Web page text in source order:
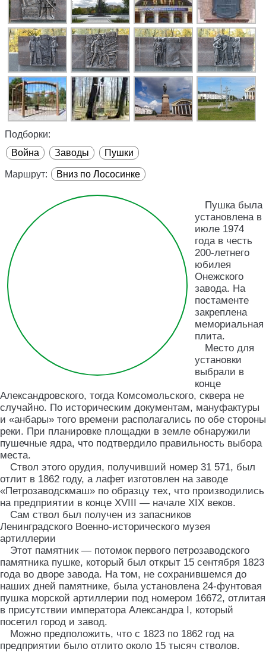
Подборки:
Война
Заводы Пушки
Маршрут: Вниз по Лососинке
Пушка была
установлена в
июле 1974
года в честь
200-летнего
юбилея
Онежского
завода. На
постаменте
закреплена
мемориальная
плита.
Место для
установки
выбрали в
конце
Александровского, тогда Комсомольского, сквера не
случайно. По историческим документам, мануфактуры
и «анбары» того времени располагались по обе стороны
реки. При планировке площадки в земле обнаружили
пушечные ядра, что подтвердило правильность выбора
места.
Ствол этого орудия, получивший номер 31 571, был
отлит в 1862 году, а лафет изготовлен на заводе
«Петрозаводскмаш» по образцу тех, что производились
на предприятии в конце XVIII — начале XIX веков.
Сам ствол был получен из запасников
Ленинградского Военно-исторического музея
артиллерии
Этот памятник — потомок первого петрозаводского
памятника пушке, который был открыт 15 сентября 1823
года во дворе завода. На том, не сохранившемся до
наших дней памятнике, была установлена 24-фунтовая
пушка морской артиллерии под номером 16672, отлитая
в присутствии императора Александра I, который
посетил город и завод.
Можно предположить, что с 1823 по 1862 год на
предприятии было отлито около 15 тысяч стволов.